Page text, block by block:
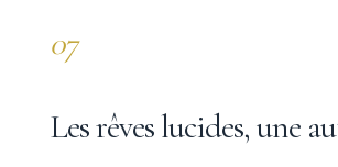
07
Les rêves lucides, une